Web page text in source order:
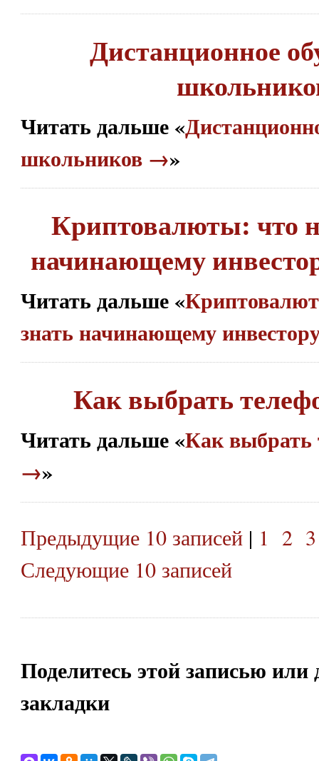
Дистанционное
Читать дальше «
школьников →»
Криптовалюты: что
начинающему
Читать дальше «
знать начинающему
Как выбрать
Читать дальше «Как выбрать
→»
Предыдущие 10 записей| 1 2 3
Следующие 10 записей
Поделитесь этой записью или
закладки